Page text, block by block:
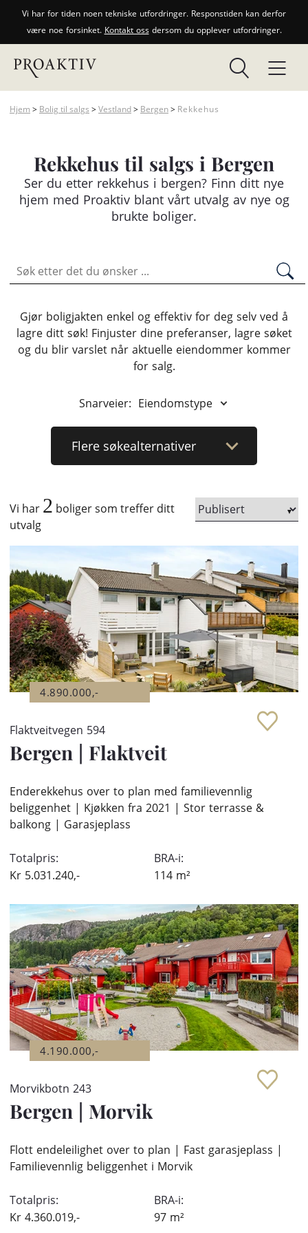
Vi har for tiden noen tekniske utfordringer. Responstiden kan derfor
være noe forsinket. Kontakt ossdersom du opplever utfordringer.
Hjem > Bolig til salgs >Vestland> Bergen> Rekkehus
Rekkehus til salgs i Bergen
Ser du etter rekkehus i bergen? Finn ditt nye
hjem med Proaktiv blant vårt utvalg av nye og
brukte boliger.
Gjør boligjakten enkel og effektiv for deg selv ved å
lagre ditt søk! Finjuster dine preferanser, lagre søket
og du blir varslet når aktuelle eiendommer kommer
for salg.
Snarveier: Eiendomstype
Flere søkealternativer
Vi har 2 boliger som treffer ditt
utvalg
4.890.000,-
Flaktveitvegen 594
Bergen | Flaktveit
Enderekkehus over to plan med familievennlig
beliggenhet | Kjøkken fra 2021 | Stor terrasse &
balkong | Garasjeplass
Totalpris:
Kr 5.031.240,-
BRA-i:
114 m²
4.190.000,-
Morvikbotn 243
Bergen | Morvik
Flott endeleilighet over to plan | Fast garasjeplass |
Familievennlig beliggenhet i Morvik
Totalpris:
Kr 4.360.019,-
BRA-i:
97 m²